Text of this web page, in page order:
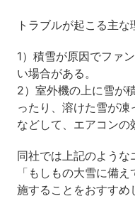
トラブルが起こる主な
1）積雪が原因でファ
い場合がある。
2）室外機の上に雪が
ったり、溶けた雪が凍
などして、エアコンの
同社では上記のような
「もしもの大雪に備
施することをおすすめ